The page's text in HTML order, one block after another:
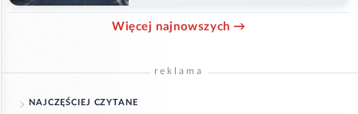
Więcej najnowszych →
reklama
NAJCZĘŚCIEJ CZYTANE